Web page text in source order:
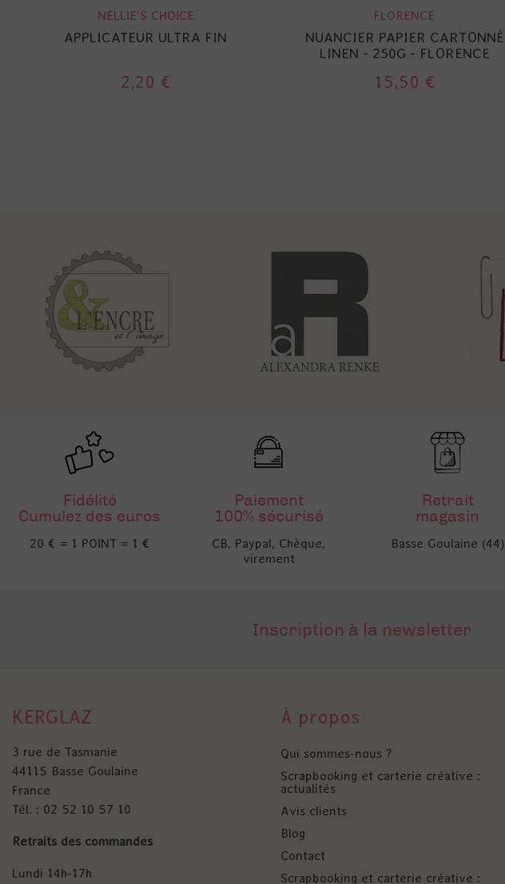
NELLIE'S CHOICE
APPLICATEUR ULTRA FIN
2,20 €
FLORENCE
NUANCIER PAPIER CARTONNÉ
LINEN - 250G - FLORENCE
15,50 €
Fidélité
Cumulez des euros
20 € = 1 POINT = 1 €
Paiement
100% sécurisé
CB, Paypal, Chèque,
virement
Retrait
magasin
Basse Goulaine (44)
Inscription à la newsletter
KERGLAZ
3 rue de Tasmanie
44115 Basse Goulaine
France
Tél. : 02 52 10 57 10
Retraits des commandes
Lundi 14h-17h
À propos
Qui sommes-nous ?
Scrapbooking et carterie créative :
actualités
Avis clients
Blog
Contact
Scrapbooking et carterie créative :